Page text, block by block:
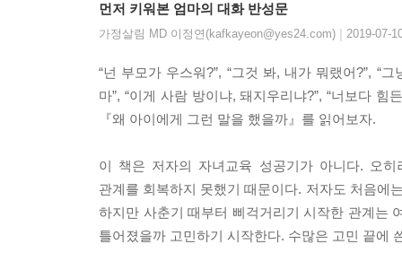
더러운 방만큼 우울한 내면을 들여봐주세요
“웃어봐, 왜 매일 인상 쓰니?”
아이도 독립된 인격체로서 갖는 권리가 있어요
아이가 도와달라는데 냉정히 밀어냈습니다
냉정한 말
“왜 울어? 이해가 안 되네”
왜 우는지 윽박지르지 말고 상황 파악이 먼저입니다
먼저 키워본 엄마의 대화 반성문
가정살림 MD 이정연(kafkayeon@yes24.com) | 2019-07-
“넌 부모가 우스워?”, “그것 봐, 내가 뭐랬어?”, “
마”, “이게 사람 방이냐, 돼지우리냐?”, “너보다
『왜 아이에게 그런 말을 했을까』를 읽어보자.
이 책은 저자의 자녀교육 성공기가 아니다. 오
관계를 회복하지 못했기 때문이다. 저자도 처음에
하지만 사춘기 때부터 삐걱거리기 시작한 관계는
틀어졌을까 고민하기 시작한다. 수많은 고민 끝에